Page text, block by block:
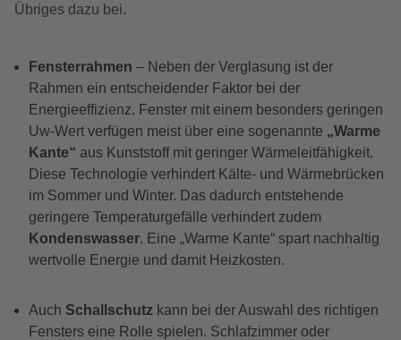
Übriges dazu bei.
Fensterrahmen – Neben der Verglasung ist der
Rahmen ein entscheidender Faktor bei der
Energieeffizienz. Fenster mit einem besonders geringen
Uw-Wert verfügen meist über eine sogenannte „Warme
Kante“ aus Kunststoff mit geringer Wärmeleitfähigkeit.
Diese Technologie verhindert Kälte- und Wärmebrücken
im Sommer und Winter. Das dadurch entstehende
geringere Temperaturgefälle verhindert zudem
Kondenswasser. Eine „Warme Kante“ spart nachhaltig
wertvolle Energie und damit Heizkosten.
Auch Schallschutz kann bei der Auswahl des richtigen
Fensters eine Rolle spielen. Schlafzimmer oder